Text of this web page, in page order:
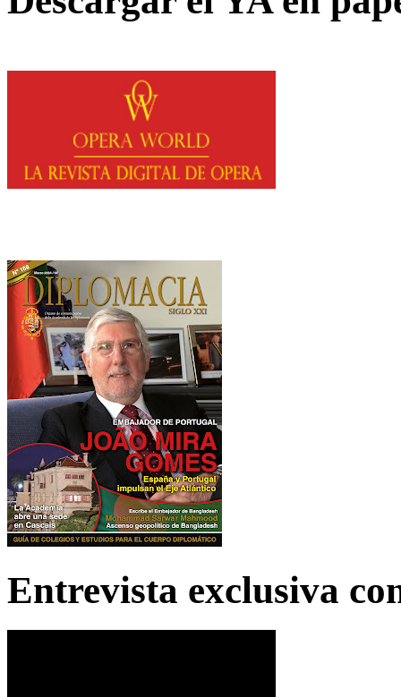
Entrevista exclusiva